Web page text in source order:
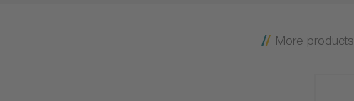
More products